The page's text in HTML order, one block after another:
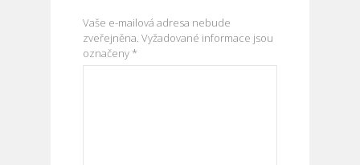
Vaše e-mailová adresa nebude
zveřejněna. Vyžadované informace jsou
označeny*